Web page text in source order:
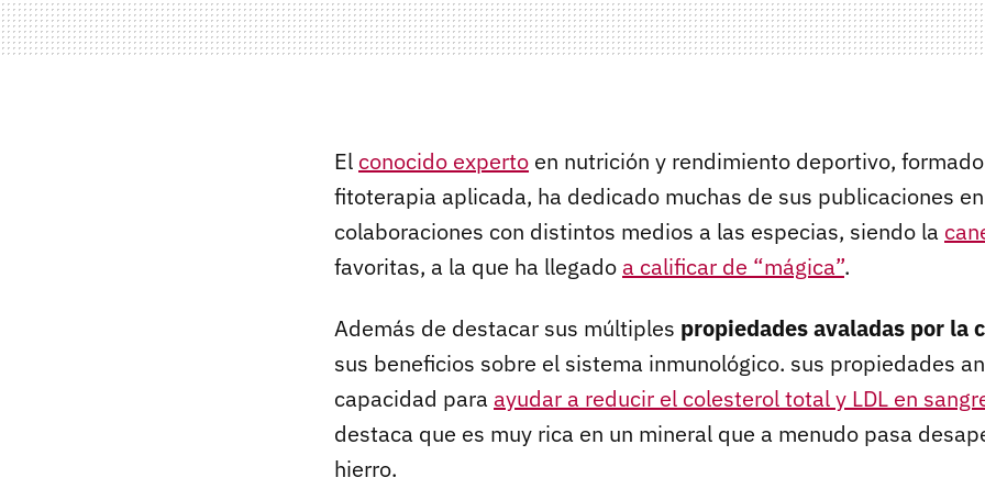
El conocido experto en nutrición y rendimiento deportivo,
fitoterapia aplicada, ha dedicado muchas de sus publicaciones
colaboraciones con distintos medios a las especias, siendo la
favoritas, a la que ha llegado a calificar de “mágica”.
Además de destacar sus múltiples propiedades avaladas por la
sus beneficios sobre el sistema inmunológico. sus propiedades
capacidad para ayudar a reducir el colesterol total y LDL en
destaca que es muy rica en un mineral que a menudo pasa
hierro.